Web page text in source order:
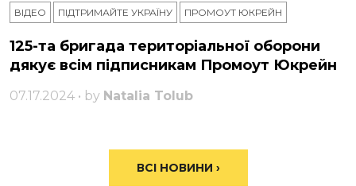
ВІДЕО ПІДТРИМАЙТЕ УКРАЇНУ ПРОМОУТ ЮКРЕЙН
125-та бригада територіальної оборони
дякує всім підписникам Промоут Юкрейн
07.17.2024 • by Natalia Tolub
ВСІ НОВИНИ ›